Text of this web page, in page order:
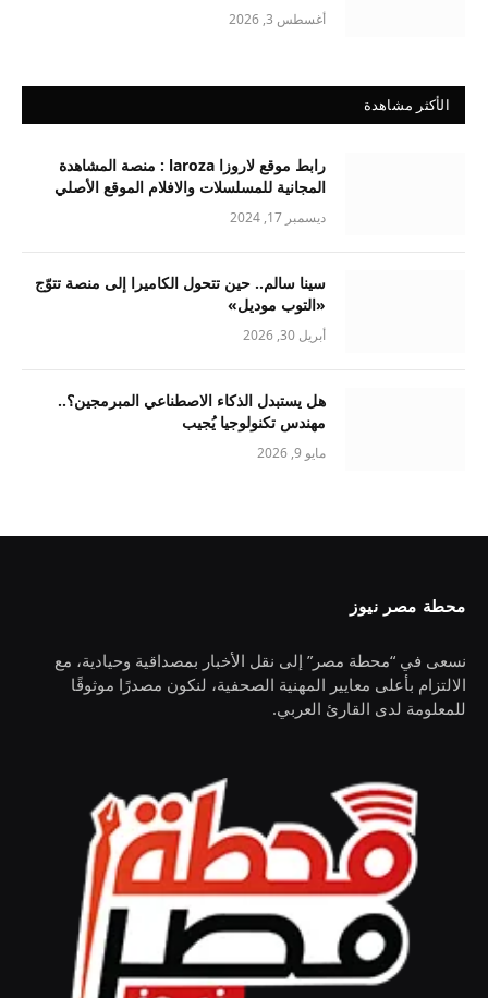
أغسطس 3, 2026
الأكثر مشاهدة
رابط موقع لاروزا laroza : منصة المشاهدة
المجانية للمسلسلات والافلام الموقع الأصلي
ديسمبر 17, 2024
سينا سالم.. حين تتحول الكاميرا إلى منصة تتوّج
«التوب موديل»
أبريل 30, 2026
هل يستبدل الذكاء الاصطناعي المبرمجين؟..
مهندس تكنولوجيا يُجيب
مايو 9, 2026
محطة مصر نيوز
نسعى في “محطة مصر” إلى نقل الأخبار بمصداقية وحيادية، مع
الالتزام بأعلى معايير المهنية الصحفية، لنكون مصدرًا موثوقًا
للمعلومة لدى القارئ العربي.